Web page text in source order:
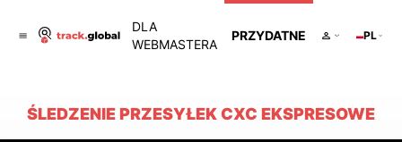
DLA
WEBMASTERA
PRZYDATNE PL
ŚLEDZENIE PRZESYŁEK CXC EKSPRESOWE